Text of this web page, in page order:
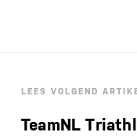
LEES VOLGEND
TeamNL